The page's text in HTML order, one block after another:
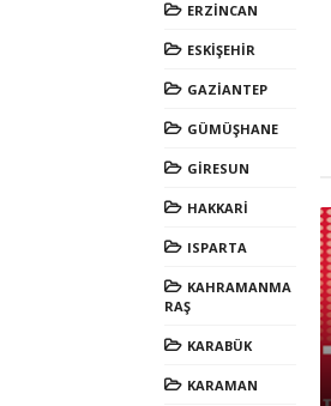
ERZİNCAN
ESKİŞEHİR
GAZİANTEP
GÜMÜŞHANE
GİRESUN
HAKKARİ
ISPARTA
KAHRAMANMA
RAŞ
KARABÜK
KARAMAN